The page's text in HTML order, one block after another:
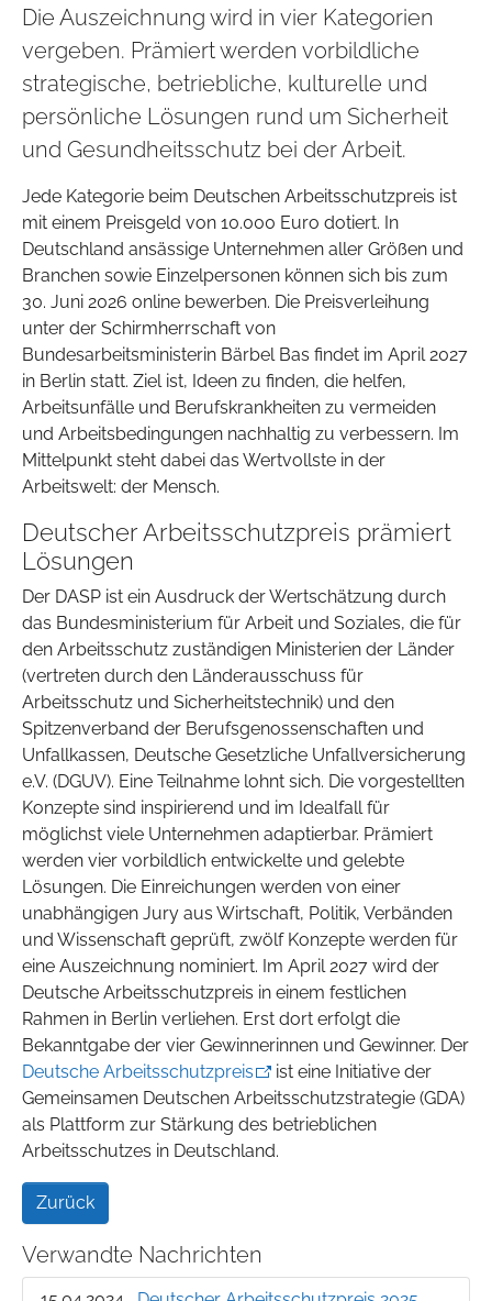
Die Auszeichnung wird in vier Kategorien
vergeben. Prämiert werden vorbildliche
strategische, betriebliche, kulturelle und
persönliche Lösungen rund um Sicherheit
und Gesundheitsschutz bei der Arbeit.
Jede Kategorie beim Deutschen Arbeitsschutzpreis ist
mit einem Preisgeld von 10.000 Euro dotiert. In
Deutschland ansässige Unternehmen aller Größen und
Branchen sowie Einzelpersonen können sich bis zum
30. Juni 2026 online bewerben. Die Preisverleihung
unter der Schirmherrschaft von
Bundesarbeitsministerin Bärbel Bas findet im April 2027
in Berlin statt. Ziel ist, Ideen zu finden, die helfen,
Arbeitsunfälle und Berufskrankheiten zu vermeiden
und Arbeitsbedingungen nachhaltig zu verbessern. Im
Mittelpunkt steht dabei das Wertvollste in der
Arbeitswelt: der Mensch.
Deutscher Arbeitsschutzpreis prämiert
Lösungen
Der DASP ist ein Ausdruck der Wertschätzung durch
das Bundesministerium für Arbeit und Soziales, die für
den Arbeitsschutz zuständigen Ministerien der Länder
(vertreten durch den Länderausschuss für
Arbeitsschutz und Sicherheitstechnik) und den
Spitzenverband der Berufsgenossenschaften und
Unfallkassen, Deutsche Gesetzliche Unfallversicherung
e.V. (DGUV). Eine Teilnahme lohnt sich. Die vorgestellten
Konzepte sind inspirierend und im Idealfall für
möglichst viele Unternehmen adaptierbar. Prämiert
werden vier vorbildlich entwickelte und gelebte
Lösungen. Die Einreichungen werden von einer
unabhängigen Jury aus Wirtschaft, Politik, Verbänden
und Wissenschaft geprüft, zwölf Konzepte werden für
eine Auszeichnung nominiert. Im April 2027 wird der
Deutsche Arbeitsschutzpreis in einem festlichen
Rahmen in Berlin verliehen. Erst dort erfolgt die
Bekanntgabe der vier Gewinnerinnen und Gewinner. Der
Deutsche Arbeitsschutzpreis
ist eine Initiative der
Gemeinsamen Deutschen Arbeitsschutzstrategie (GDA)
als Plattform zur Stärkung des betrieblichen
Arbeitsschutzes in Deutschland.
Zurück
Verwandte Nachrichten